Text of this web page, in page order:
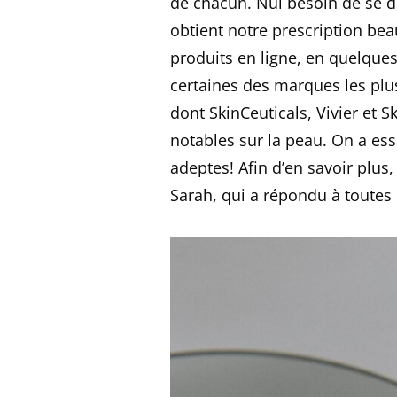
obtient notre prescription
produits en ligne, en
certaines des marques les
dont SkinCeuticals, Vivier et
notables sur la peau. On a
adeptes! Afin d’en savoir
Sarah, qui a répondu à